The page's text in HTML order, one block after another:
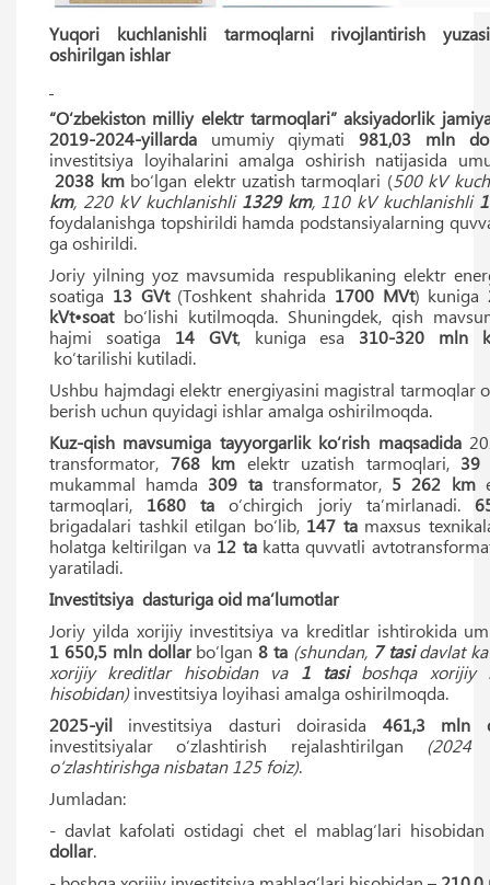
Yuqori kuchlanishli tarmoqlarni rivojlantirish
oshirilgan ishlar
“O‘zbekiston milliy elektr tarmoqlari” aksiyadorlik
2019-2024-yillarda umumiy qiymati981,03
mln
investitsiya loyihalarini amalga oshirish natijasida
2038 kmbo‘lgan elektr uzatish tarmoqlari (500 kV
km, 220 kV kuchlanishli 1329 km, 110 kV kuchlanishli
foydalanishga topshirildi hamda podstansiyalarning
ga oshirildi.
Joriy yilning yoz mavsumida respublikaning elektr
soatiga 13 GVt(Toshkent shahrida 1700 MVt) kuniga
kVt•soatbo‘lishi kutilmoqda. Shuningdek, qish
hajmi soatiga 14 GVt, kuniga esa 310-320 mln
ko‘tarilishi kutiladi.
Ushbu hajmdagi elektr energiyasini magistral tarmoqlar
berish uchun quyidagi ishlar amalga oshirilmoqda.
Kuz-qish mavsumiga tayyorgarlik ko‘rish maqsadida
transformator, 768 km elektr uzatish tarmoqlari, 39
mukammal hamda 309 tatransformator, 5 262 km
tarmoqlari, 1680 ta o‘chirgich joriy taʼmirlanadi.
brigadalari tashkil etilgan bo‘lib, 147 tamaxsus
holatga keltirilgan va 12 takatta quvvatli
yaratiladi.
Investitsiya dasturiga oid maʼlumotlar
Joriy yilda xorijiy investitsiya va kreditlar ishtirokida
1 650,5 mln dollarbo‘lgan8 ta (shundan, 7 tasidavlat
xorijiy kreditlar hisobidan va 1 tasiboshqa xorijiy
hisobidan)investitsiya loyihasi amalga oshirilmoqda.
2025-yil investitsiya dasturi doirasida 461,3
mln
investitsiyalar o‘zlashtirish rejalashtirilgan (2024
o‘zlashtirishga nisbatan 125 foiz).
Jumladan:
- davlat kafolati ostidagi chet el mablag‘lari
dollar.